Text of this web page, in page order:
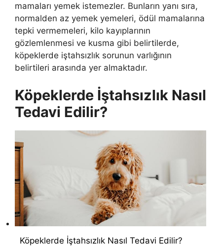
mamaları yemek istemezler. Bunların yanı sıra,
normalden az yemek yemeleri, ödül mamalarına
tepki vermemeleri, kilo kayıplarının
gözlemlenmesi ve kusma gibi belirtilerde,
köpeklerde iştahsızlık sorunun varlığının
belirtileri arasında yer almaktadır.
Köpeklerde İştahsızlık Nasıl
Tedavi Edilir?
Köpeklerde İştahsızlık Nasıl Tedavi Edilir?